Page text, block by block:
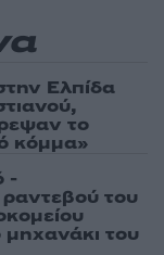
Ελπίδα
το
κόμμα»
-
ραντεβού του
του